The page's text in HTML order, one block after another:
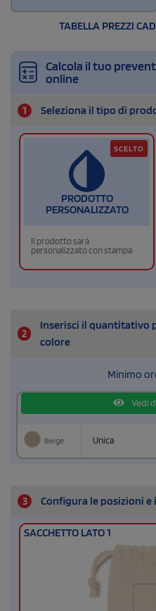
TABELLA PREZZI
Calcola il tuo
online
1 Seleziona il tipo di
PRODOTTO
PERSONALIZZATO
Il prodotto sarà
personalizzato con stampa
SCELTO
2
Inserisci il quantitativo
colore
Minimo
Vedi
Beige Unica
3 Configura le posizioni
SACCHETTO LATO 1